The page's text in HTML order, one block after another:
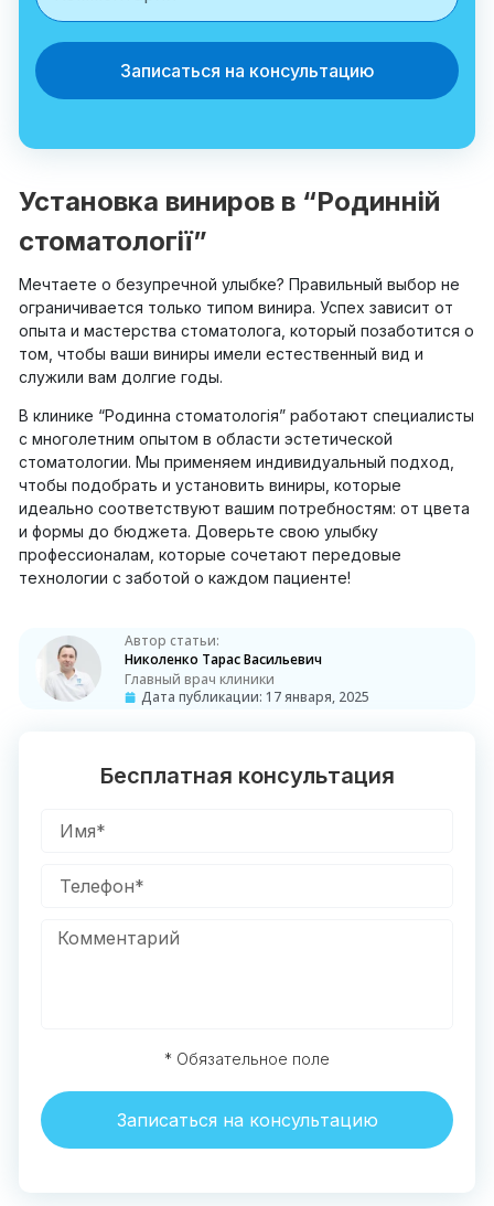
Записаться на консультацию
Установка виниров в “Родинній
стоматології”
Мечтаете о безупречной улыбке? Правильный выбор не
ограничивается только типом винира. Успех зависит от
опыта и мастерства стоматолога, который позаботится о
том, чтобы ваши виниры имели естественный вид и
служили вам долгие годы.
В клинике “Родинна стоматологія” работают специалисты
с многолетним опытом в области эстетической
стоматологии. Мы применяем индивидуальный подход,
чтобы подобрать и установить виниры, которые
идеально соответствуют вашим потребностям: от цвета
и формы до бюджета. Доверьте свою улыбку
профессионалам, которые сочетают передовые
технологии с заботой о каждом пациенте!
Автор статьи:
Николенко Тарас Васильевич
Главный врач клиники
Дата публикации: 17 января, 2025
Бесплатная консультация
* Обязательное поле
Записаться на консультацию